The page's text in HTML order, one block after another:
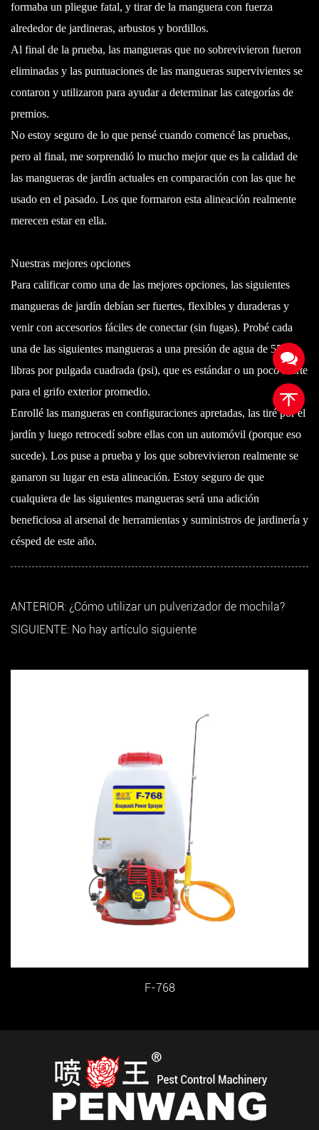
formaba un pliegue fatal, y tirar de la manguera con fuerza
alrededor de jardineras, arbustos y bordillos.
Al final de la prueba, las mangueras que no sobrevivieron fueron
eliminadas y las puntuaciones de las mangueras supervivientes se
contaron y utilizaron para ayudar a determinar las categorías de
premios.
No estoy seguro de lo que pensé cuando comencé las pruebas,
pero al final, me sorprendió lo mucho mejor que es la calidad de
las mangueras de jardín actuales en comparación con las que he
usado en el pasado. Los que formaron esta alineación realmente
merecen estar en ella.
Nuestras mejores opciones
Para calificar como una de las mejores opciones, las siguientes
mangueras de jardín debían ser fuertes, flexibles y duraderas y
venir con accesorios fáciles de conectar (sin fugas). Probé cada
una de las siguientes mangueras a una presión de agua de 55
libras por pulgada cuadrada (psi), que es estándar o un poco fuerte
para el grifo exterior promedio.
Enrollé las mangueras en configuraciones apretadas, las tiré por el
jardín y luego retrocedí sobre ellas con un automóvil (porque eso
sucede). Los puse a prueba y los que sobrevivieron realmente se
ganaron su lugar en esta alineación. Estoy seguro de que
cualquiera de las siguientes mangueras será una adición
beneficiosa al arsenal de herramientas y suministros de jardinería y
césped de este año.
ANTERIOR: ¿Cómo utilizar un pulverizador de mochila?
SIGUIENTE: No hay artículo siguiente
F-768